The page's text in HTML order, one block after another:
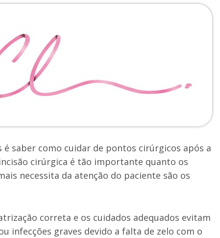
saber como cuidar de pontos cirúrgicos após a
cirúrgica é tão importante quanto os
necessita da atenção do paciente são os
correta e os cuidados adequados evitam
infecções graves devido a falta de zelo com o